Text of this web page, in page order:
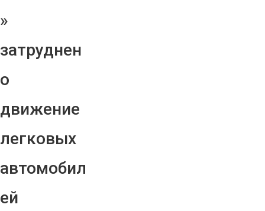
»
затруднен
о
движение
легковых
автомобил
ей